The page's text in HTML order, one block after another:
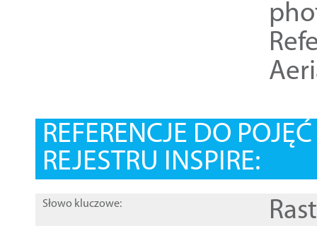
REFERENCJE DO
REJESTRU INSPIRE:
Słowo kluczowe: